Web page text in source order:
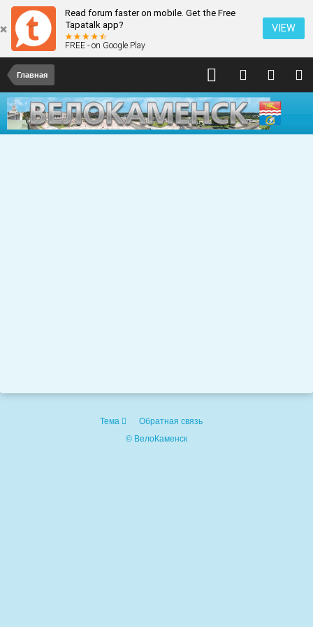
Read forum faster on mobile. Get the Free
Tapatalk app?
FREE - on Google Play
VIEW
Главная
Тема
Обратная связь
© ВелоКаменск